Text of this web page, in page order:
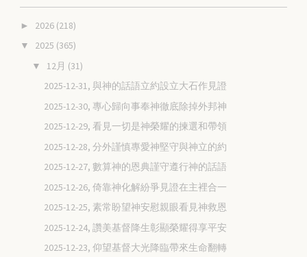
► 2026 (218)
▼ 2025 (365)
▼ 12月 (31)
2025-12-31, 與神的話語立約設立大石作見證
2025-12-30, 專心歸向事奉神徹底除掉外邦神
2025-12-29, 看見一切是神榮耀的揀選和帶領
2025-12-28, 分外謹慎專愛神堅守與神立的約
2025-12-27, 數算神的恩典謹守遵行神的話語
2025-12-26, 倚靠神化解紛爭見證在主裡合一
2025-12-25, 素常盼望神安慰親眼看見神救恩
2025-12-24, 讚美基督降生彰顯榮耀得享平安
2025-12-23, 仰望基督大光降臨帶來生命翻轉